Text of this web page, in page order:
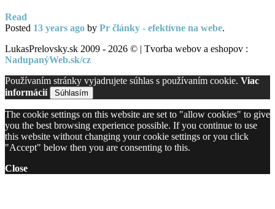
Read
Posted 13 years ago by Pr články - efektívne na webe.
LukasPrelovsky.sk 2009 - 2026 © | Tvorba webov a eshopov :
NadupanýWeb.sk/cz
Používaním stránky vyjadrujete súhlas s používaním cookie. Viac
informácií
Súhlasím
The cookie settings on this website are set to "allow cookies" to give
you the best browsing experience possible. If you continue to use
this website without changing your cookie settings or you click
"Accept" below then you are consenting to this.
Close